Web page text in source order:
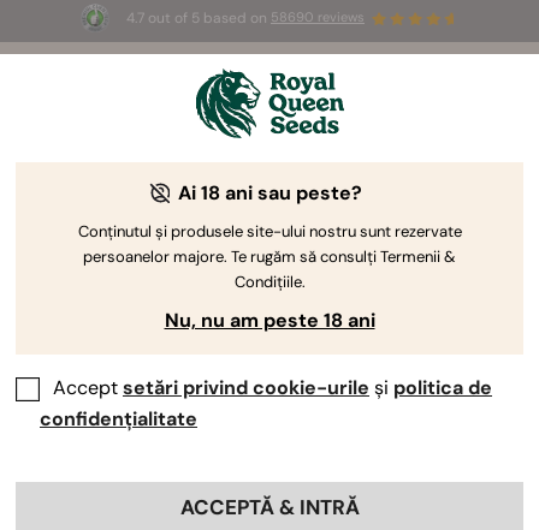
4.7 out of 5 based on 58690 reviews
☀️ Summer Sales: Up to 50% off
selected products! ⏤
De ce să cumperi de la RQS?
De ce să faci cumpărături de la Royal Queen Seeds
pentru toate necesitățile tale de cultivare a canabisului?
Păi, de ce nu? Suntem cea mai bună bancă de semințe
din Europa și oferim mult mai mult decât semințe!
Cadouri la fiecare comandă:
Ai 18 ani sau peste?
Conținutul și produsele site-ului nostru sunt rezervate
persoanelor majore. Te rugăm să consulți Termenii &
Condițiile.
Nu, nu am peste 18 ani
Acceptsetări privind cookie-urile și politica de
confidențialitate
ACCEPTĂ & INTRĂ